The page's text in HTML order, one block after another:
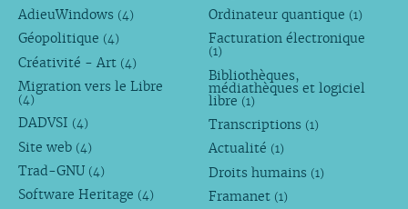
AdieuWindows (4)
Géopolitique (4)
Créativité - Art (4)
Migration vers le Libre
(4)
DADVSI (4)
Site web (4)
Trad-GNU (4)
Software Heritage (4)
Ordinateur quantique (1)
Facturation électronique
(1)
Bibliothèques,
médiathèques et logiciel
libre (1)
Transcriptions (1)
Actualité (1)
Droits humains (1)
Framanet (1)